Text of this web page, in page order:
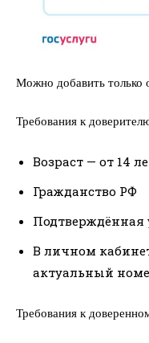
Можно добавить только
Требования к
Возраст — от 14
Гражданство РФ
Подтверждённая
В личном
актуальный
Требования к